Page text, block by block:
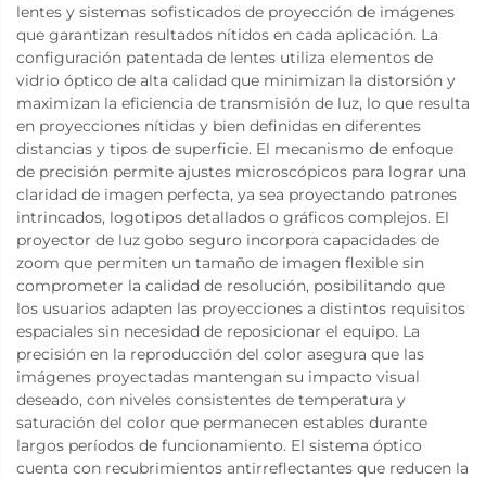
lentes y sistemas sofisticados de proyección de imágenes
que garantizan resultados nítidos en cada aplicación. La
configuración patentada de lentes utiliza elementos de
vidrio óptico de alta calidad que minimizan la distorsión y
maximizan la eficiencia de transmisión de luz, lo que resulta
en proyecciones nítidas y bien definidas en diferentes
distancias y tipos de superficie. El mecanismo de enfoque
de precisión permite ajustes microscópicos para lograr una
claridad de imagen perfecta, ya sea proyectando patrones
intrincados, logotipos detallados o gráficos complejos. El
proyector de luz gobo seguro incorpora capacidades de
zoom que permiten un tamaño de imagen flexible sin
comprometer la calidad de resolución, posibilitando que
los usuarios adapten las proyecciones a distintos requisitos
espaciales sin necesidad de reposicionar el equipo. La
precisión en la reproducción del color asegura que las
imágenes proyectadas mantengan su impacto visual
deseado, con niveles consistentes de temperatura y
saturación del color que permanecen estables durante
largos períodos de funcionamiento. El sistema óptico
cuenta con recubrimientos antirreflectantes que reducen la